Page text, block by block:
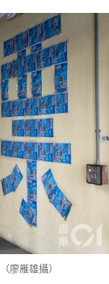
廖雁雄攝）